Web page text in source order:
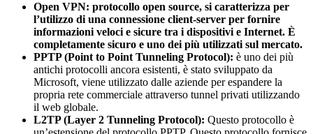
Open VPN: protocollo open source, si caratterizza per
l’utilizzo di una connessione client-server per fornire
informazioni veloci e sicure tra i dispositivi e Internet. È
completamente sicuro e uno dei più utilizzati sul mercato.
PPTP (Point to Point Tunneling Protocol): è uno dei più
antichi protocolli ancora esistenti, è stato sviluppato da
Microsoft, viene utilizzato dalle aziende per espandere la
propria rete commerciale attraverso tunnel privati utilizzando
il web globale.
L2TP (Layer 2 Tunneling Protocol): Questo protocollo è